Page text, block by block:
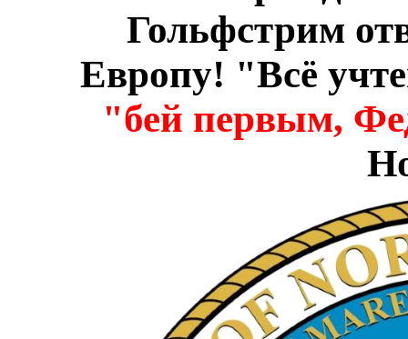
Гольфстрим
Европу! "Всё
"бей первым,